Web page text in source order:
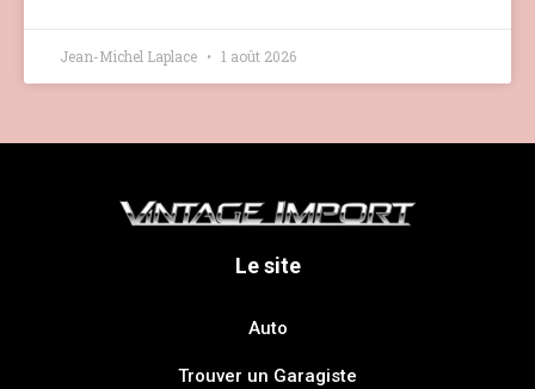
Jean-Michel Laplace 1 août 2026
Le site
Auto
Trouver un Garagiste